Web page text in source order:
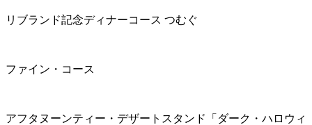
リブランド記念ディナーコース つむぐ
ファイン・コース
アフタヌーンティー・デザートスタンド「ダーク・ハロウィ